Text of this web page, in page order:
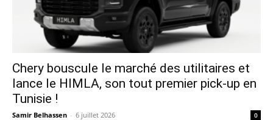
Chery bouscule le marché des utilitaires et
lance le HIMLA, son tout premier pick-up en
Tunisie !
Samir Belhassen - 6 juillet 2026 0